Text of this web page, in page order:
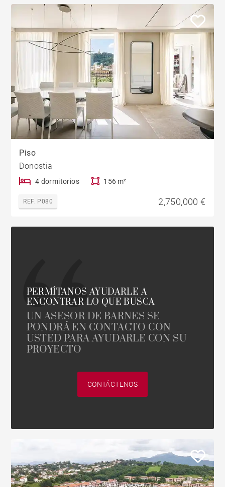
Piso
Donostia
4 dormitorios 156 m²
REF. P080 2,750,000 €
PERMÍTANOS AYUDARLE A
ENCONTRAR LO QUE BUSCA
UN ASESOR DE BARNES SE
PONDRÁ EN CONTACTO CON
USTED PARA AYUDARLE CON SU
PROYECTO
CONTÁCTENOS